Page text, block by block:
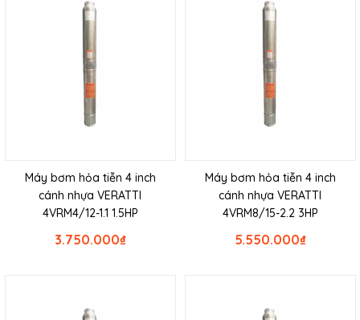
Máy bơm hỏa tiễn 4 inch
cánh nhựa VERATTI
4VRM4/12-1.1 1.5HP
₫
3.750.000
Máy bơm hỏa tiễn 4 inch
cánh nhựa VERATTI
4VRM8/15-2.2 3HP
₫
5.550.000